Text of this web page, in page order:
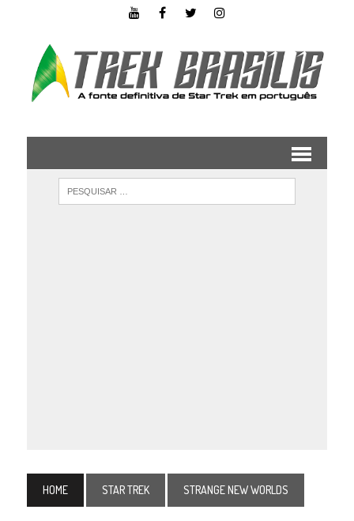
HOME STAR TREK STRANGE NEW WORLDS